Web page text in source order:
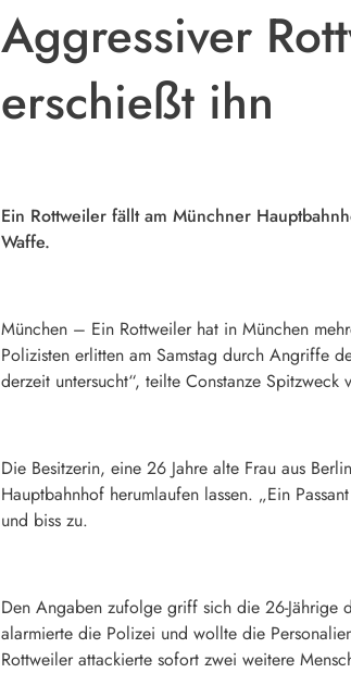
Aggressiver
erschießt ihn
Ein Rottweiler fällt am Münchner
Waffe.
München – Ein Rottweiler hat in München
Polizisten erlitten am Samstag durch Angriffe
derzeit untersucht“, teilte Constanze
Die Besitzerin, eine 26 Jahre alte Frau aus
Hauptbahnhof herumlaufen lassen. „Ein
und biss zu.
Den Angaben zufolge griff sich die 26-Jährige
alarmierte die Polizei und wollte die
Rottweiler attackierte sofort zwei weitere